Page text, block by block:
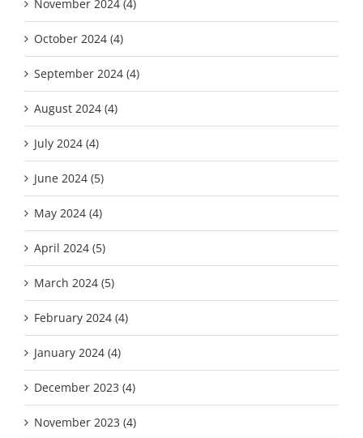
November 2024 (4)
October 2024 (4)
September 2024 (4)
August 2024 (4)
July 2024 (4)
June 2024 (5)
May 2024 (4)
April 2024 (5)
March 2024 (5)
February 2024 (4)
January 2024 (4)
December 2023 (4)
November 2023 (4)